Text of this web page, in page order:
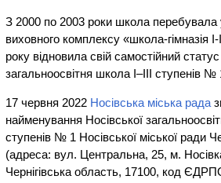
З 2000 по 2003 роки школа перебувала
виховного комплексу «школа-гімназія І-
року відновила свій самостійний
загальноосвітня школа I–III ступенів №
17 червня 2022 Носівська міська рада
найменування Носівської
ступенів № 1 Носівської міської ради
(адреса: вул. Центральна, 25, м.
Чернігівська область, 17100, код